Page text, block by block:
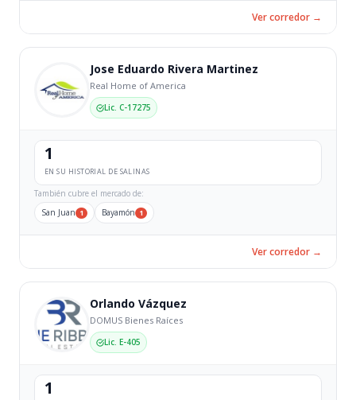
Ver corredor →
Jose Eduardo Rivera Martinez
Real Home of America
Lic. C-17275
1
EN SU HISTORIAL DE SALINAS
También cubre el mercado de:
San Juan 1 Bayamón 1
Ver corredor →
Orlando Vázquez
DOMUS Bienes Raíces
Lic. E-405
1